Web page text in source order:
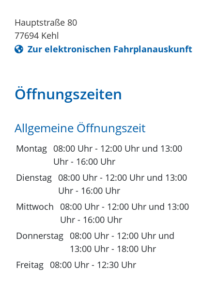
Hauptstraße 80
77694 Kehl
Zur elektronischen Fahrplanauskunft
Öffnungszeiten
Allgemeine Öffnungszeit
Montag 08:00 Uhr - 12:00 Uhr und 13:00
Uhr - 16:00 Uhr
Dienstag 08:00 Uhr - 12:00 Uhr und 13:00
Uhr - 16:00 Uhr
Mittwoch
08:00 Uhr - 12:00 Uhr und 13:00
Uhr - 16:00 Uhr
Donnerstag 08:00 Uhr - 12:00 Uhr und
13:00 Uhr - 18:00 Uhr
Freitag 08:00 Uhr - 12:30 Uhr